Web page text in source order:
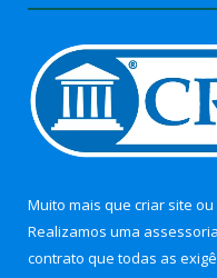
Muito mais que criar site ou
Realizamos uma assessoria
contrato que todas as